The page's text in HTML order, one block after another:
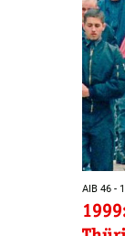
AIB 46 -